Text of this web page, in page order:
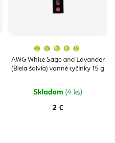
AWG White Sage and Lavander
(Biela šalvia) vonné tyčinky 15 g
produktu
je
5,0
Skladom (4 ks)
2 €